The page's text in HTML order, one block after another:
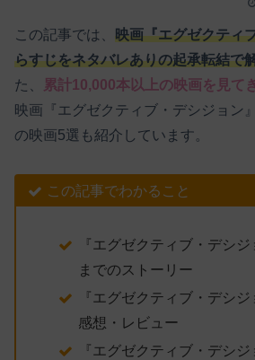
この記事では、 映画『エグゼクティ
らすじをネタバレありの起承転結で
た、
累計10,000本以上の映画を見て
映画『エグゼクティブ・デシジョン
の映画5選も紹介しています。
この記事でわかること
『エグゼクティブ・デシ
までのストーリー
『エグゼクティブ・デシ
感想・レビュー
『エグゼクティブ・デシ